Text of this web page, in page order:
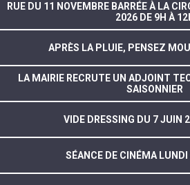
RUE DU 11 NOVEMBRE BARRÉE À LA
2026 DE 9H À
APRÈS LA PLUIE, PENSEZ
LA MAIRIE RECRUTE UN ADJOINT
SAISONNIER
VIDE DRESSING DU 7 JUIN
SÉANCE DE CINÉMA